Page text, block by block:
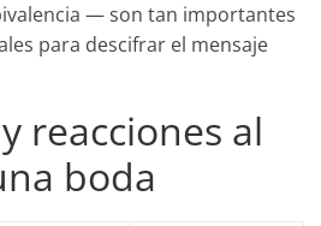
— son tan importantes
para descifrar el mensaje
reacciones al
boda